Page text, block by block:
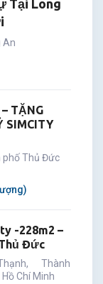
Tại Long
An
TẶNG
SIMCITY
phố Thủ Đức
-228m2 –
Đức
,
Thành
Hồ Chí Minh